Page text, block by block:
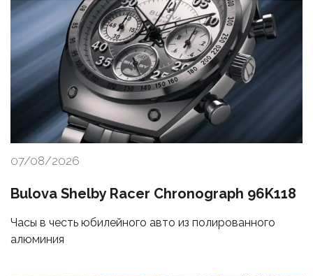
07/08/2026
Bulova Shelby Racer Chronograph 96K118
Часы в честь юбилейного авто из полированного
алюминия